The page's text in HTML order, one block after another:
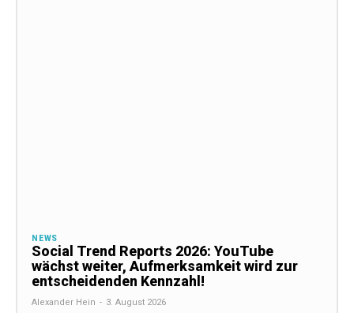
NEWS
Social Trend Reports 2026: YouTube
wächst weiter, Aufmerksamkeit wird zur
entscheidenden Kennzahl!
Alexander Hein - 3. August 2026